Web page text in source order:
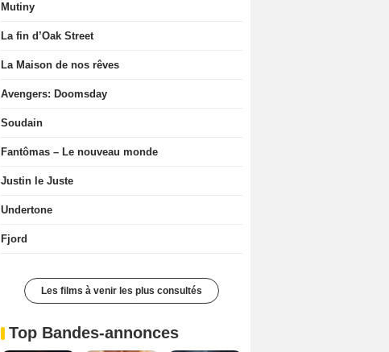
Mutiny
La fin d’Oak Street
La Maison de nos rêves
Avengers: Doomsday
Soudain
Fantômas – Le nouveau monde
Justin le Juste
Undertone
Fjord
Les films à venir les plus consultés
Top Bandes-annonces
L'Odyssée Bande-annonce VO STFR Spider-Man: Brand New Day Bande-annonce VO STFR